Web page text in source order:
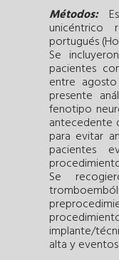
Métodos:
unicéntrico
portugués
Se
pacientes
entre
presente
fenotipo
antecedente
para evitar
pacientes
Se
implante/
alta y